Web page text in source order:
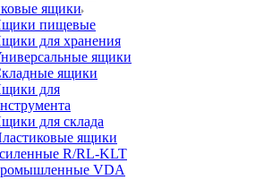
ящики
пищевые
для хранения
ящики
ящики
для
для склада
ящики
R/RL-KLT
VDA